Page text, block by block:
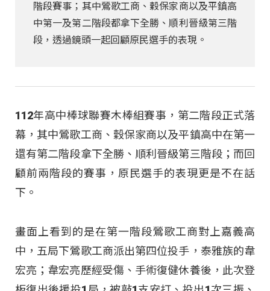
階段賽事；其中鶯歌工商、穀保家商以及平鎮高
中第一及第二階段都拿下全勝、順利晉級第三階
段，透過鏡頭一起回顧原民選手的表現。
112年高中棒球聯賽木棒組賽事，第二階段正式落
幕，其中鶯歌工商、穀保家商以及平鎮高中在第一
還有第二階段拿下全勝、順利晉級第三階段；而回
顧前兩階段的賽事，原民選手的表現更是不在話
下。
畫面上看到的是在第一階段鶯歌工商對上嘉義高
中，五局下鶯歌工商派出第四位投手，泰雅族的韋
宏亮；韋宏亮歷經受傷、手術復健休養後，此次登